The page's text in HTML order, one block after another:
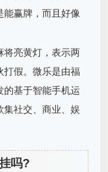
能赢牌，而且好像
将亮黄灯，表示两
打假。微乐是由福
的基于智能手机运
集社交、商业、娱
吗?